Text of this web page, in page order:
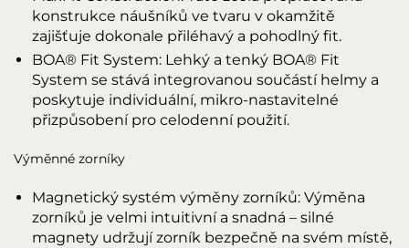
konstrukce náušníků ve tvaru v okamžitě
zajišťuje dokonale přiléhavý a pohodlný fit.
BOA® Fit System: Lehký a tenký BOA® Fit
System se stává integrovanou součástí helmy a
poskytuje individuální, mikro-nastavitelné
přizpůsobení pro celodenní použití.
Výměnné zorníky
Magnetický systém výměny zorníků: Výměna
zorníků je velmi intuitivní a snadná – silné
magnety udržují zorník bezpečně na svém místě,